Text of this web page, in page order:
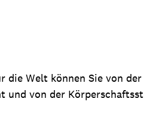
die Welt können Sie von
und von der